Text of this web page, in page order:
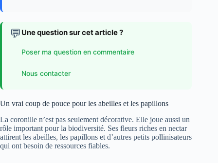
💬 Une question sur cet article ?
Poser ma question en commentaire
Nous contacter
Un vrai coup de pouce pour les abeilles et les papillons
La coronille n’est pas seulement décorative. Elle joue aussi un
rôle important pour la biodiversité. Ses fleurs riches en nectar
attirent les abeilles, les papillons et d’autres petits pollinisateurs
qui ont besoin de ressources fiables.